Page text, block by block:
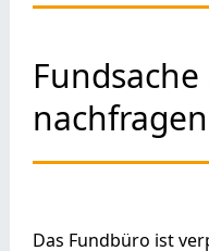
nachfragen
Das Fundbüro ist